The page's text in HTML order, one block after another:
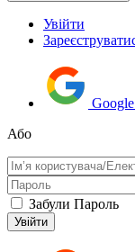
Увійти
Або
Забули Пароль